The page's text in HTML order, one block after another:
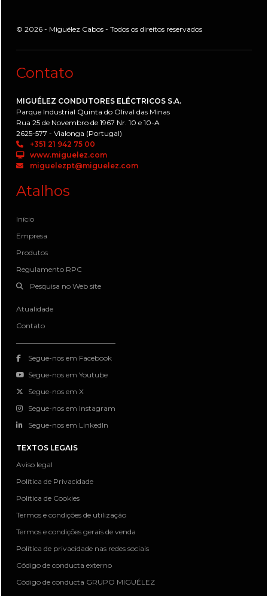
© 2026 - Miguélez Cabos - Todos os direitos reservados
Contato
MIGUÉLEZ CONDUTORES ELÉCTRICOS S.A.
Parque Industrial Quinta do Olival das Minas
Rua 25 de Novembro de 1967 Nr. 10 e 10-A
2625-577 - Vialonga (Portugal)
+351 21 942 75 00
www.miguelez.com
miguelezpt@miguelez.com
Atalhos
Início
Empresa
Produtos
Regulamento RPC
Pesquisa no Web site
Atualidade
Contato
Segue-nos em Facebook
Segue-nos em Youtube
Segue-nos em X
Segue-nos em Instagram
Segue-nos em LinkedIn
TEXTOS LEGAIS
Aviso legal
Política de Privacidade
Política de Cookies
Termos e condições de utilização
Termos e condições gerais de venda
Política de privacidade nas redes sociais
Código de conducta externo
Código de conducta GRUPO MIGUÉLEZ